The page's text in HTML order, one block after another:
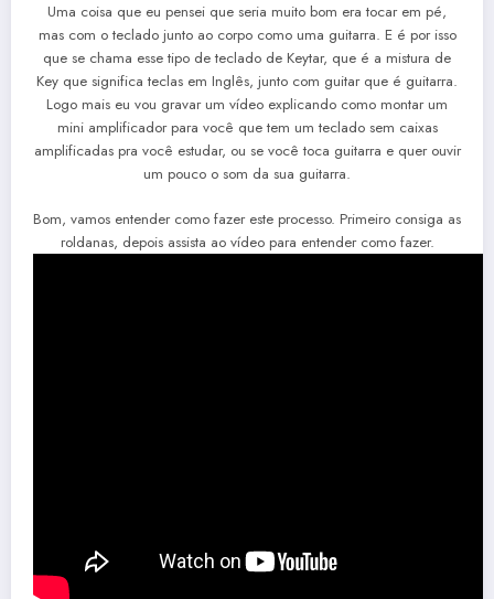
Uma coisa que eu pensei que seria muito bom era tocar em pé,
mas com o teclado junto ao corpo como uma guitarra. E é por isso
que se chama esse tipo de teclado de Keytar, que é a mistura de
Key que significa teclas em Inglês, junto com guitar que é guitarra.
Logo mais eu vou gravar um vídeo explicando como montar um
mini amplificador para você que tem um teclado sem caixas
amplificadas pra você estudar, ou se você toca guitarra e quer ouvir
um pouco o som da sua guitarra.
Bom, vamos entender como fazer este processo. Primeiro consiga as
roldanas, depois assista ao vídeo para entender como fazer.